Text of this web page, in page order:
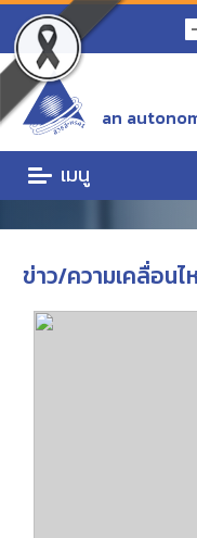
an
เมนู
Home ข่าว/ความเคลื่อนไหว
ข่าว/ความเคลื่อนไหว
ข่าวความเคลื่อนไหว. ข่าวและ
ข่าว/ความเคลื่อนไ